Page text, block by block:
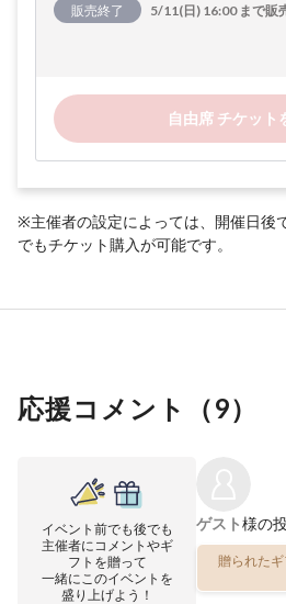
販売終了 5/11(日) 16:00 まで販
自由席 チケット
※主催者の設定によっては、開催日後
でもチケット購入が可能です。
応援コメント（9）
イベント前でも後でも
主催者にコメントやギ
フトを贈って
一緒にこのイベントを
盛り上げよう！
ゲスト様の
贈られた